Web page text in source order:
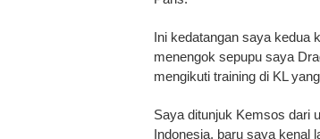
Ini kedatangan saya kedua
menengok sepupu saya
mengikuti training di KL
Saya ditunjuk Kemsos dari
Indonesia, baru saya kenal